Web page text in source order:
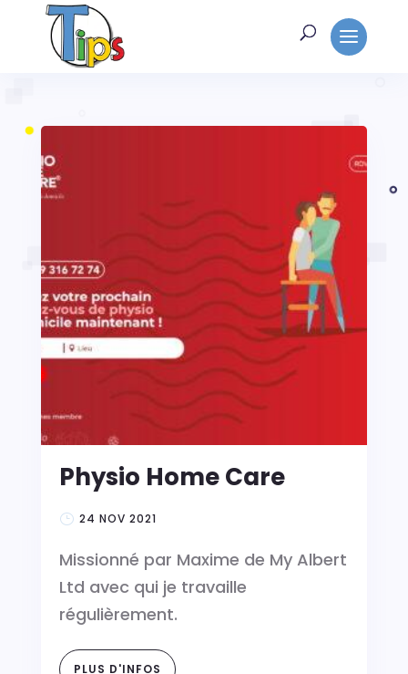
Physio Home Care
24 NOV 2021
Missionné par Maxime de My Albert
Ltd avec qui je travaille
régulièrement.
PLUS D'INFOS